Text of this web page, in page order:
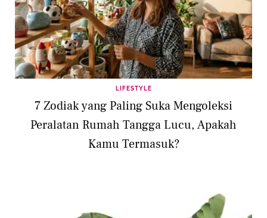
LIFESTYLE
7 Zodiak yang Paling Suka Mengoleksi
Peralatan Rumah Tangga Lucu, Apakah
Kamu Termasuk?